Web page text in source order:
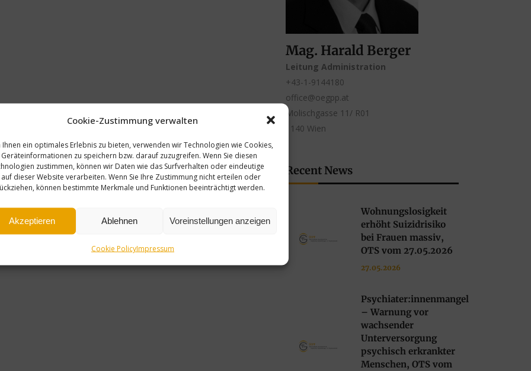
Cookie-Zustimmung verwalten
Ihnen ein optimales Erlebnis zu bieten, verwenden wir Technologien wie Cookies,
Geräteinformationen zu speichern bzw. darauf zuzugreifen. Wenn Sie diesen
zustimmen, können wir Daten wie das Surfverhalten oder eindeutige
auf dieser Website verarbeiten. Wenn Sie Ihre Zustimmung nicht erteilen oder
können bestimmte Merkmale und Funktionen beeinträchtigt werden.
Akzeptieren Ablehnen Voreinstellungen anzeigen
Cookie PolicyImpressum
Mag. Harald Berger
Leitung Administration
+43-1-9144180
office@oegpp.at
Molischgasse 11/ R01
1140 Wien
Recent News
Wohnungslosigkeit
erhöht Suizidrisiko
bei Frauen massiv,
OTS vom 27.05.2026
27.05.2026
Psychiater:innenmangel
– Warnung vor
wachsender
Unterversorgung
psychisch erkrankter
Menschen, OTS vom